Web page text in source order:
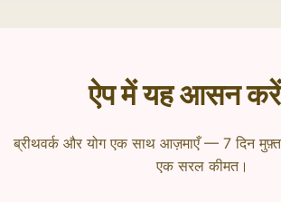
ऐप में यह आसन
ब्रीथवर्क और योग एक साथ आज़माएँ — 7 दिन
एक सरल कीमत।